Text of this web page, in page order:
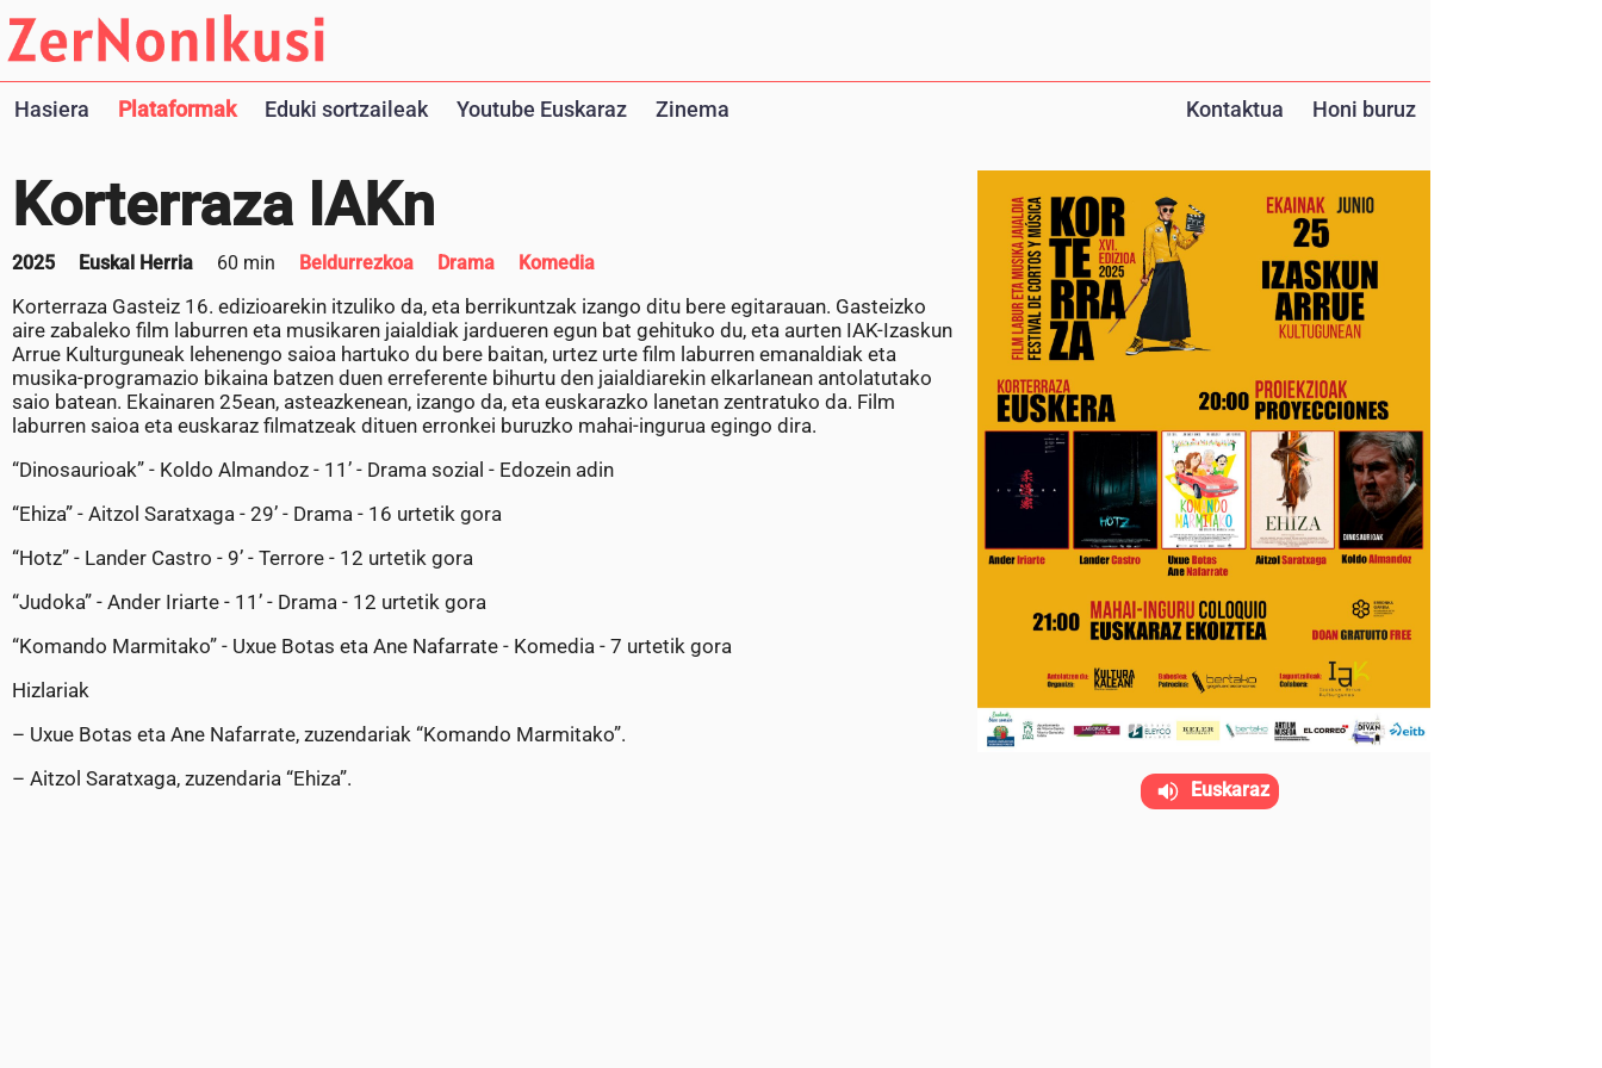
Hasiera Plataformak Eduki sortzaileak Youtube Euskaraz Zinema Kontaktua Honi buruz
Korterraza IAKn
2025 Euskal Herria 60 min Beldurrezkoa Drama Komedia
Korterraza Gasteiz 16. edizioarekin itzuliko da, eta berrikuntzak izango ditu bere egitarauan. Gasteizko
aire zabaleko film laburren eta musikaren jaialdiak jardueren egun bat gehituko du, eta aurten IAK-Izaskun
Arrue Kulturguneak lehenengo saioa hartuko du bere baitan, urtez urte film laburren emanaldiak eta
musika-programazio bikaina batzen duen erreferente bihurtu den jaialdiarekin elkarlanean antolatutako
saio batean. Ekainaren 25ean, asteazkenean, izango da, eta euskarazko lanetan zentratuko da. Film
laburren saioa eta euskaraz filmatzeak dituen erronkei buruzko mahai-ingurua egingo dira.
“Dinosaurioak” - Koldo Almandoz - 11’ - Drama sozial - Edozein adin
“Ehiza” - Aitzol Saratxaga - 29’ - Drama - 16 urtetik gora
“Hotz” - Lander Castro - 9’ - Terrore - 12 urtetik gora
“Judoka” - Ander Iriarte - 11’ - Drama - 12 urtetik gora
“Komando Marmitako” - Uxue Botas eta Ane Nafarrate - Komedia - 7 urtetik gora
Hizlariak
– Uxue Botas eta Ane Nafarrate, zuzendariak “Komando Marmitako”.
– Aitzol Saratxaga, zuzendaria “Ehiza”.
Euskaraz